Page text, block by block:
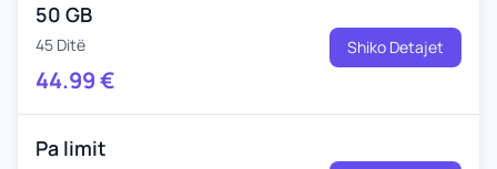
50 GB
45 Ditë
44.99€
Shiko Detajet
Pa limit